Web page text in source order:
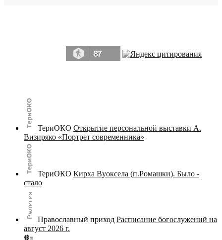
87
ТериОКО Открытие персональной выставки А.
Визиряко «Портрет современника»
ТериОКО Кирха Вуоксела (п.Ромашки). Было -
стало
Православный приход Расписание богослужений на
август 2026 г.